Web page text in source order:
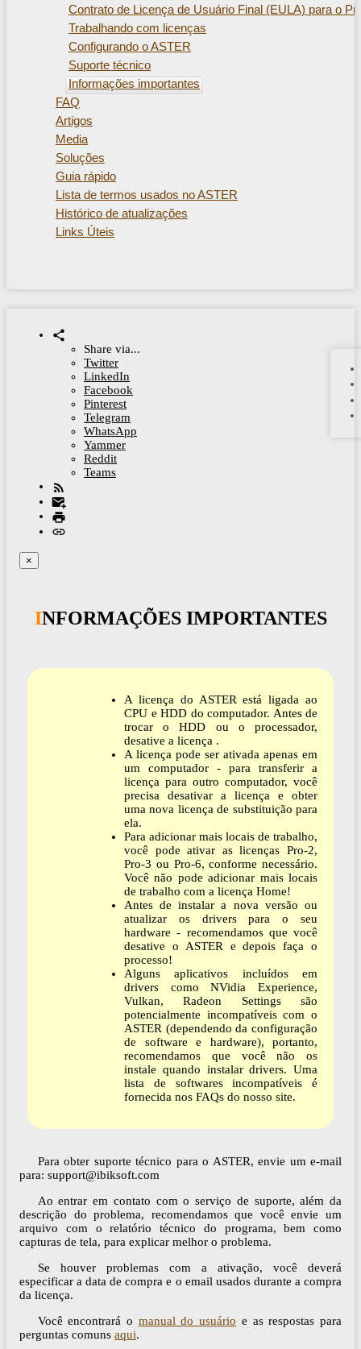
Contrato de Licença de Usuário Final (EULA) para o
Trabalhando com licenças
Configurando o ASTER
Suporte técnico
Informações importantes
FAQ
Artigos
Media
Soluções
Guia rápido
Lista de termos usados ​​no ASTER
Histórico de atualizações
Links Úteis
Share via...
Twitter
LinkedIn
Facebook
Pinterest
Telegram
WhatsApp
Yammer
Reddit
Teams
×
INFORMAÇÕES IMPORTANTES
A licença do ASTER está ligada ao
CPU e HDD do computador. Antes de
trocar o HDD ou o processador,
desative a licença .
A licença pode ser ativada apenas em
um computador - para transferir a
licença para outro computador, você
precisa desativar a licença e obter
uma nova licença de substituição para
ela.
Para adicionar mais locais de trabalho,
você pode ativar as licenças Pro-2,
Pro-3 ou Pro-6, conforme necessário.
Você não pode adicionar mais locais
de trabalho com a licença Home!
Antes de instalar a nova versão ou
atualizar os drivers para o seu
hardware - recomendamos que você
desative o ASTER e depois faça o
processo!
Alguns aplicativos incluídos em
drivers como NVidia Experience,
Vulkan, Radeon Settings são
potencialmente incompatíveis com o
ASTER (dependendo da configuração
de software e hardware), portanto,
recomendamos que você não os
instale quando instalar drivers. Uma
lista de softwares incompatíveis é
fornecida nos FAQs do nosso site.
Para obter suporte técnico para o ASTER, envie um e-mail
para: support@ibiksoft.com
Ao entrar em contato com o serviço de suporte, além da
descrição do problema, recomendamos que você envie um
arquivo com o relatório técnico do programa, bem como
capturas de tela, para explicar melhor o problema.
Se houver problemas com a ativação, você deverá
especificar a data de compra e o email usados ​​durante a compra
da licença.
Você encontrará o manual do usuário e as respostas para
perguntas comuns aqui.